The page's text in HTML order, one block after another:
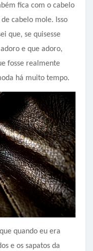
fica com o cabelo
cabelo mole. Isso
que, se quisesse
e que adoro,
fosse realmente
há muito tempo.
quando eu era
e os sapatos da